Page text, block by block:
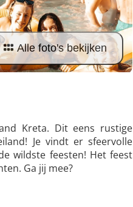
Alle foto's bekijken
Kreta. Dit eens rustige
Je vindt er sfeervolle
wildste feesten! Het feest
Ga jij mee?